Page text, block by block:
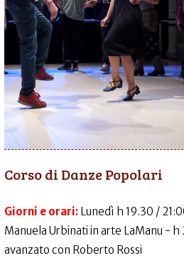
Corso di Danze Popolari
Giorni e orari: Lunedì h 19.30 /
Manuela Urbinati in arte LaManu -
avanzato con Roberto Rossi